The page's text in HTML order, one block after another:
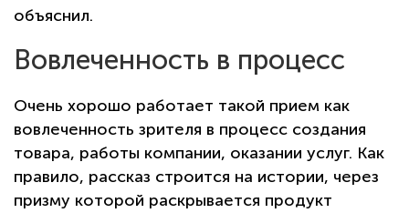
объяснил.
Вовлеченность в процесс
Очень хорошо работает такой прием как
вовлеченность зрителя в процесс создания
товара, работы компании, оказании услуг. Как
правило, рассказ строится на истории, через
призму которой раскрывается продукт